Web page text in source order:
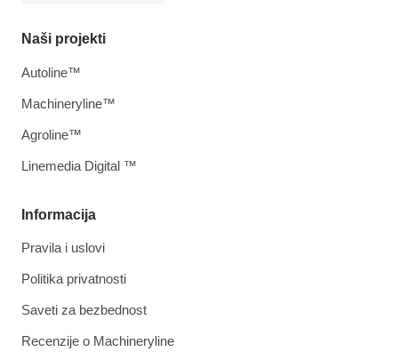
Informacija
Pravila i uslovi
Politika privatnosti
Saveti za bezbednost
Recenzije o Machineryline
Naši projekti
Autoline™
Machineryline™
Agroline™
Linemedia Digital ™